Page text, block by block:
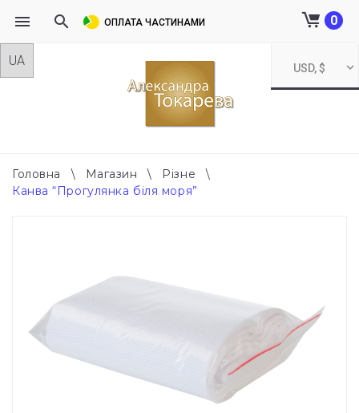
Skip
USD, $
0
ОПЛАТА ЧАСТИНАМИ
Головна \ Магазин \ Різне
\
Канва “Прогулянка біля моря”